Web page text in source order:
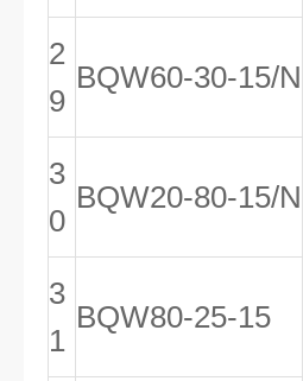
2
9
BQW60-30-15/N
3
0
BQW20-80-15/N
3
1
BQW80-25-15